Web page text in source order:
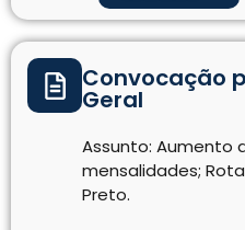
Convocação
Geral
Assunto: Aumento
mensalidades;
Preto.